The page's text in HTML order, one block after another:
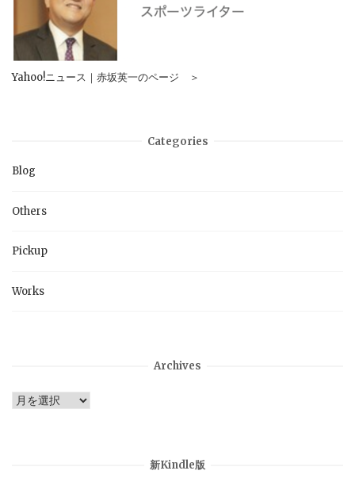
Yahoo!ニュース｜赤坂英一のページ ＞
Categories
Blog
Others
Pickup
Works
Archives
Archives
新Kindle版